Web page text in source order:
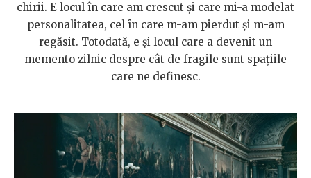
chirii. E locul în care am crescut și care mi-a modelat
personalitatea, cel în care m-am pierdut și m-am
regăsit. Totodată, e și locul care a devenit un
memento zilnic despre cât de fragile sunt spațiile
care ne definesc.